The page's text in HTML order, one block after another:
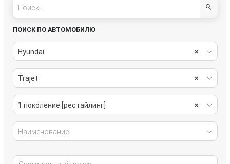
ПОИСК ПО АВТОМОБИЛЮ
×
Hyundai
×
Trajet
×
1 поколение [рестайлинг]
Наименование